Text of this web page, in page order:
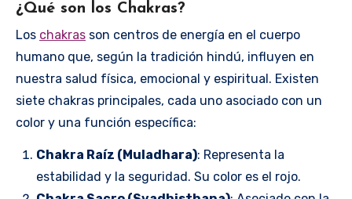
¿Qué son los Chakras?
Los chakras son centros de energía en el cuerpo
humano que, según la tradición hindú, influyen en
nuestra salud física, emocional y espiritual. Existen
siete chakras principales, cada uno asociado con un
color y una función específica:
Chakra Raíz (Muladhara): Representa la
estabilidad y la seguridad. Su color es el rojo.